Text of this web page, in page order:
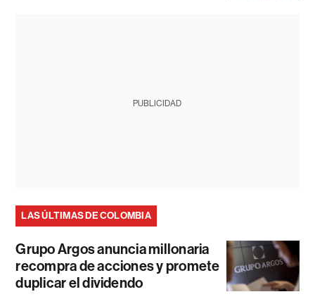
PUBLICIDAD
LAS ÚLTIMAS DE COLOMBIA
Grupo Argos anuncia millonaria
recompra de acciones y promete
duplicar el dividendo